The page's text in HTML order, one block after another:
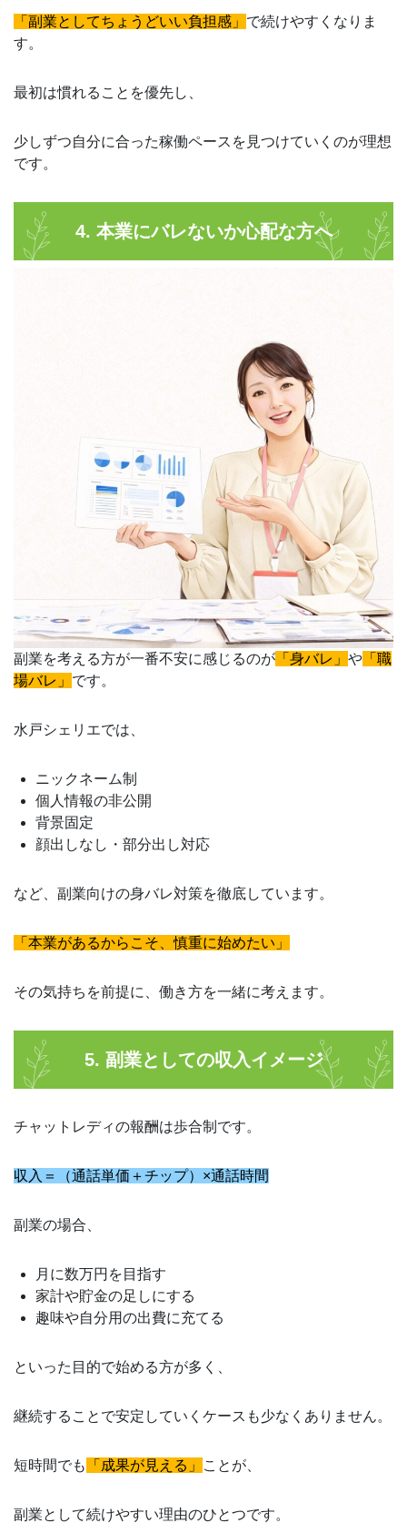
「副業としてちょうどいい負担感」 で続けやすくなりま
す。
最初は慣れることを優先し、
少しずつ自分に合った稼働ペースを見つけていくのが理想
です。
4. 本業にバレないか心配な方へ
副業を考える方が一番不安に感じるのが 「身バレ」 や 「職
場バレ」 です。
水戸シェリエでは、
ニックネーム制
個人情報の非公開
背景固定
顔出しなし・部分出し対応
など、副業向けの身バレ対策を徹底しています。
「本業があるからこそ、慎重に始めたい」
その気持ちを前提に、働き方を一緒に考えます。
5. 副業としての収入イメージ
チャットレディの報酬は歩合制です。
収入＝（通話単価＋チップ）×通話時間
副業の場合、
月に数万円を目指す
家計や貯金の足しにする
趣味や自分用の出費に充てる
といった目的で始める方が多く、
継続することで安定していくケースも少なくありません。
短時間でも 「成果が見える」 ことが、
副業として続けやすい理由のひとつです。